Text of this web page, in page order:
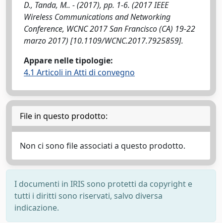
D., Tanda, M.. - (2017), pp. 1-6. (2017 IEEE
Wireless Communications and Networking
Conference, WCNC 2017 San Francisco (CA) 19-22
marzo 2017) [10.1109/WCNC.2017.7925859].
Appare nelle tipologie:
4.1 Articoli in Atti di convegno
File in questo prodotto:
Non ci sono file associati a questo prodotto.
I documenti in IRIS sono protetti da copyright e
tutti i diritti sono riservati, salvo diversa
indicazione.